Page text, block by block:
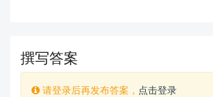
撰写答案
请登录后再发布答案， 点击登录